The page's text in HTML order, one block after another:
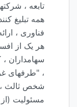
تابعه ،
همه تبلیغ
فناوری ،
هر یک از
سهامداران ،
، "طرفهای
شخص ثالث ،
مسئولیت